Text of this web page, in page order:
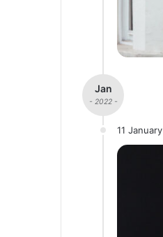
Jan
- 2022 -
11 January